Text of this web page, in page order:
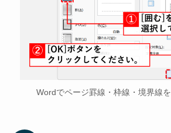
Wordでページ罫線・枠線・境界線